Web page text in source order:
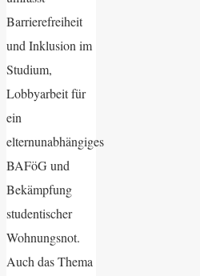
Barrierefreiheit
und Inklusion im
Studium,
Lobbyarbeit für
ein
elternunabhängiges
BAFöG und
Bekämpfung
studentischer
Wohnungsnot.
Auch das Thema